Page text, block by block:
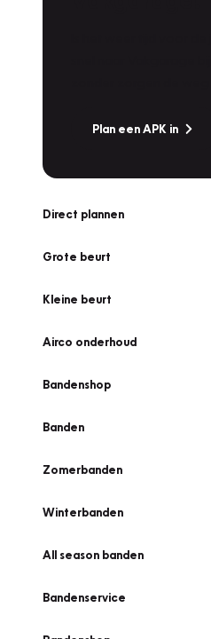
Plan een APK in
Direct plannen
Grote beurt
Kleine beurt
Airco onderhoud
Bandenshop
Banden
Zomerbanden
Winterbanden
All season banden
Bandenservice